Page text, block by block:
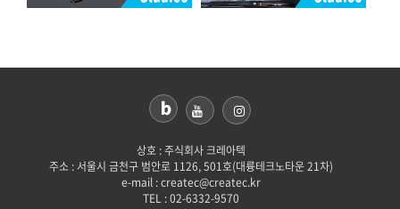
상호 : 주식회사 크레아텍
주소 : 서울시 금천구 범안로 1126, 501호(대륭테크노타운 21차)
e-mail : createc@createc.kr
TEL : 02-6332-9570